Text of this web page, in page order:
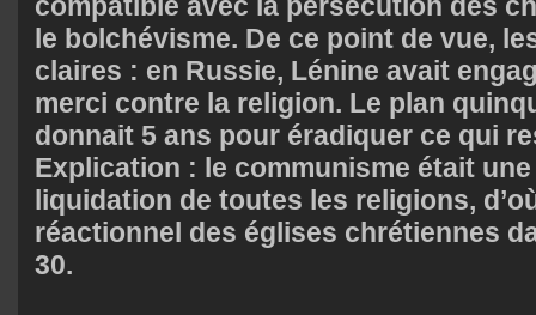
le bolchévisme. De ce point de vue,
claires : en Russie, Lénine avait
merci contre la religion. Le plan
donnait 5 ans pour éradiquer ce qui
Explication : le communisme était
liquidation de toutes les religions,
réactionnel des églises chrétiennes
30.